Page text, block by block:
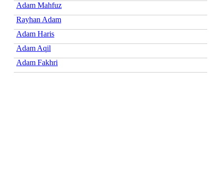
Adam Mahfuz
Rayhan Adam
Adam Haris
Adam Aqil
Adam Fakhri